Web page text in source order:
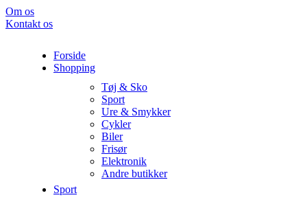
Om os
Kontakt os
Forside
Shopping
Tøj & Sko
Sport
Ure & Smykker
Cykler
Biler
Frisør
Elektronik
Andre butikker
Sport